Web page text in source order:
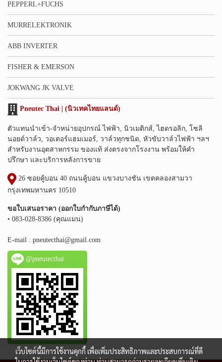
PEPPERL+FUCHS
MURRELEKTRONIK
ABB INVERTER
FISHER & EMERSON
JOKWANG JK VALVE
Pneutec Thai | (นิวเทคไทยแลนด์)
ตัวแทนนำเข้า-จำหน่ายอุปกรณ์ ไฟฟ้า, นิวเมติกส์, ไฮดรอลิก, โซลิ
นอยด์วาล์ว, วอเตอร์แฮมเมอร์, วาล์วทุกชนิด, หัวขับวาล์วไฟฟ้า ฯลฯ
สำหรับงานอุตสาหกรรม ของแท้ ส่งตรงจากโรงงาน พร้อมให้คำ
ปรึกษา และบริการหลังการขาย
26 ซอยคู้บอน 40 ถนนคู้บอน แขวงบางชัน เขตคลองสามวา
กรุงเทพมหานคร 10510
ขอใบเสนอราคา (ออกใบกำกับภาษีได้)
• 083-028-8386 (คุณแมน)
E-mail : pneutecthai@gmail.com
@pneutecthai
เว็บไซต์นี้มีการใช้งานคุกกี้ เพื่อเพิ่มประสิทธิภาพและประสบการณ์ที่ดี